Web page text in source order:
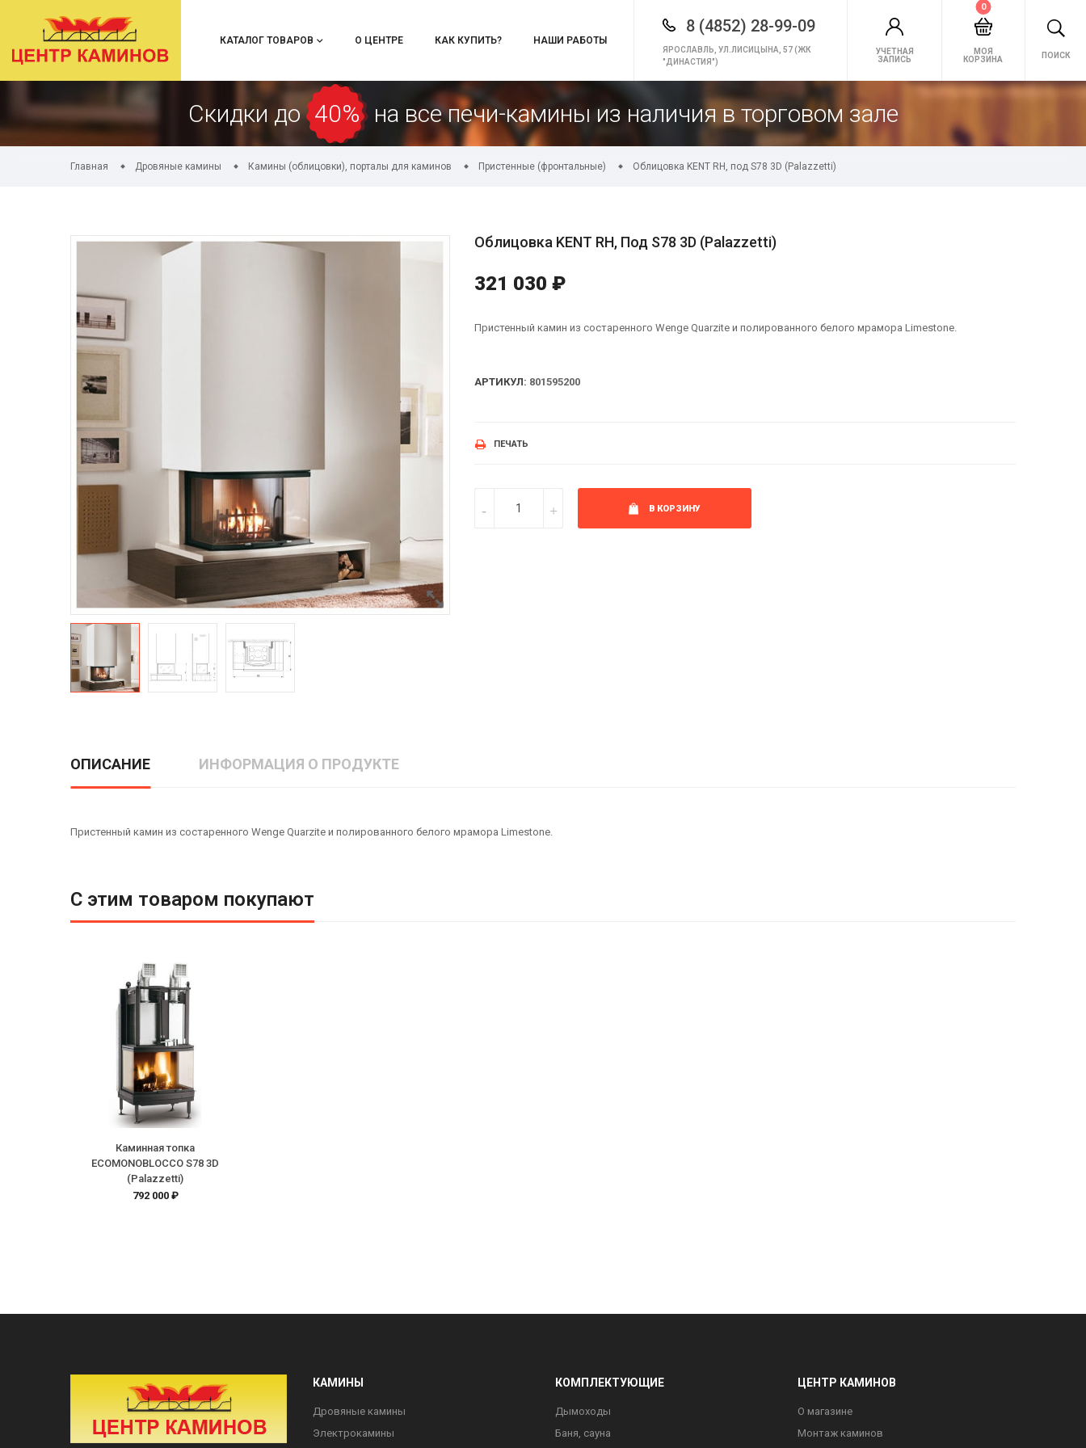
КАТАЛОГ ТОВАРОВ О ЦЕНТРЕ КАК КУПИТЬ? НАШИ РАБОТЫ
8 (4852) 28-99-09
ЯРОСЛАВЛЬ, УЛ.ЛИСИЦЫНА, 57 (ЖК
"ДИНАСТИЯ")
УЧЕТНАЯ
ЗАПИСЬ
МОЯ
КОРЗИНА
0
ПОИСК
Скидки до 40% на все печи-камины из наличия в торговом зале
Главная Дровяные камины Камины (облицовки), порталы для каминов Пристенные (фронтальные) Облицовка KENT RH, под S78 3D (Palazzetti)
Облицовка KENT RH, Под S78 3D (Palazzetti)
321 030 ₽
Пристенный камин из состаренного Wenge Quarzite и полированного белого мрамора Limestone.
АРТИКУЛ: 801595200
ПЕЧАТЬ
В КОРЗИНУ
ОПИСАНИЕ ИНФОРМАЦИЯ О ПРОДУКТЕ
Пристенный камин из состаренного Wenge Quarzite и полированного белого мрамора Limestone.
С этим товаром покупают
Каминная топка
ECOMONOBLOCCO S78 3D
(Palazzetti)
792 000 ₽
КАМИНЫ
Дровяные камины
Электрокамины
КОМПЛЕКТУЮЩИЕ
Дымоходы
Баня, сауна
ЦЕНТР КАМИНОВ
О магазине
Монтаж каминов